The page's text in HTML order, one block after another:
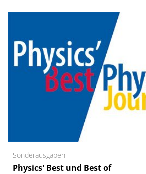
Sonderausgaben
Physics' Best und Best of